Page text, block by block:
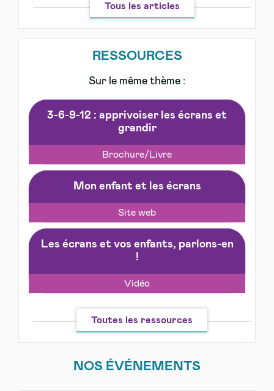
Tous les articles
RESSOURCES
Sur le même thème :
3-6-9-12 : apprivoiser les écrans et
grandir
Brochure/Livre
Mon enfant et les écrans
Site web
Les écrans et vos enfants, parlons-en
!
Vidéo
Toutes les ressources
NOS ÉVÉNEMENTS